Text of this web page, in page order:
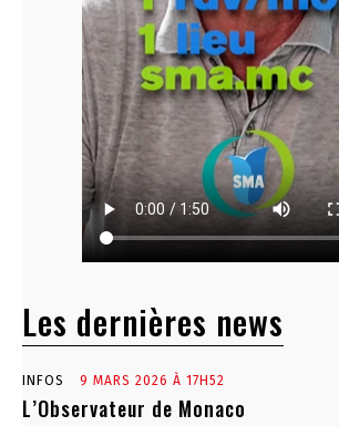
Les dernières news
INFOS 9 MARS 2026 À 17H52
L’Observateur de Monaco